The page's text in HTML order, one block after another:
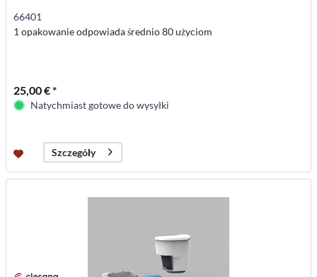
66401
1 opakowanie odpowiada średnio 80 użyciom
25,00 € *
Natychmiast gotowe do wysyłki
Szczegóły